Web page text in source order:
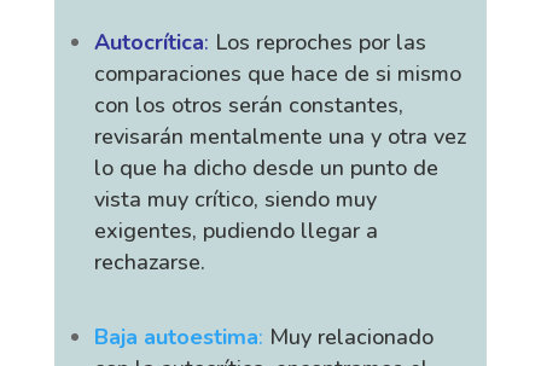
Autocrítica: Los reproches por las
comparaciones que hace de si mismo
con los otros serán constantes,
revisarán mentalmente una y otra vez
lo que ha dicho desde un punto de
vista muy crítico, siendo muy
exigentes, pudiendo llegar a
rechazarse.
Baja autoestima: Muy relacionado